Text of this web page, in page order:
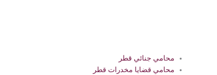
محامي جنائي قطر
محامي قضايا مخدرات قطر